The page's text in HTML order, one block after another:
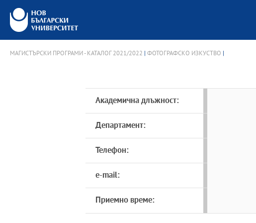
МАГИСТЪРСКИ ПРОГРАМИ - КАТАЛОГ 2021/2022 ФОТОГРАФСКО ИЗКУСТВО
Академична длъжност:
Департамент:
Телефон:
e-mail:
Приемно време: